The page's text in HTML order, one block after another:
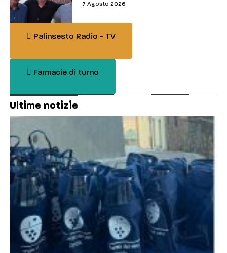
7 Agosto 2026
Palinsesto Radio - TV
Farmacie di turno
Ultime notizie